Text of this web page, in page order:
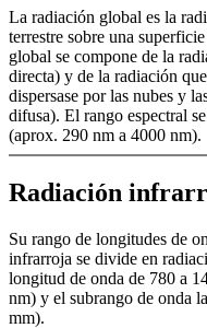
La radiación global es la
terrestre sobre una
global se compone de la
directa) y de la radiación
dispersase por las nubes y
difusa). El rango espectral
(aprox. 290 nm a 4000 nm).
Radiación
Su rango de longitudes de
infrarroja se divide en
longitud de onda de 780 a
nm) y el subrango de onda
mm).